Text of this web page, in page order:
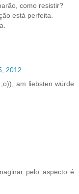
como resistir?
está perfeita.
2012
am liebsten würde
pelo aspecto é